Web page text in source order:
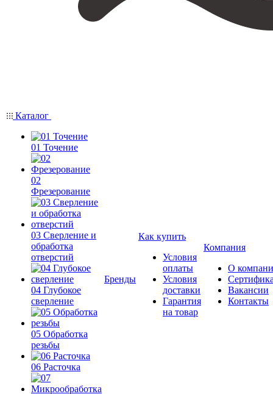
Каталог
01 Точение
02
Фрезерование
03 Сверление и
обработка
отверстий
04 Глубокое
сверление
05 Обработка
резьбы
06 Расточка
Бренды
Как купить
Условия
оплаты
Условия
доставки
Гарантия
на товар
Компания
О
Вакансии
Контакты